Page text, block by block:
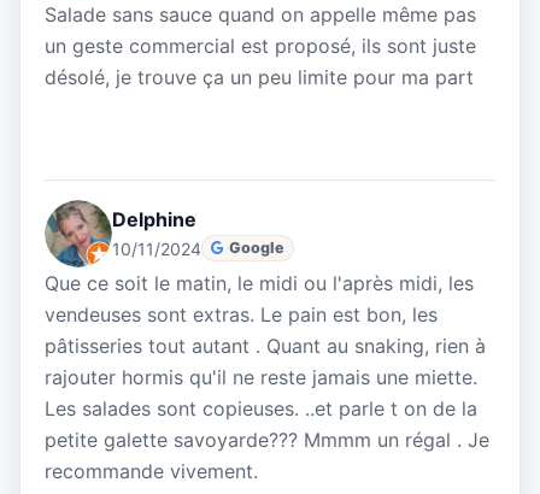
Salade sans sauce quand on appelle même pas
un geste commercial est proposé, ils sont juste
désolé, je trouve ça un peu limite pour ma part
Delphine
10/11/2024 Google
Que ce soit le matin, le midi ou l'après midi, les
vendeuses sont extras. Le pain est bon, les
pâtisseries tout autant . Quant au snaking, rien à
rajouter hormis qu'il ne reste jamais une miette.
Les salades sont copieuses. ..et parle t on de la
petite galette savoyarde??? Mmmm un régal . Je
recommande vivement.